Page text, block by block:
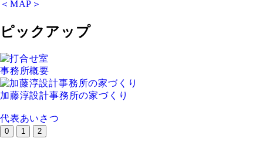
＜MAP＞
ピックアップ
事務所概要
加藤淳設計事務所の家づくり
代表あいさつ
0 1 2